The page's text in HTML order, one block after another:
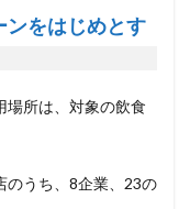
ンをはじめとす
場所は、対象の飲食
のうち、8企業、23の